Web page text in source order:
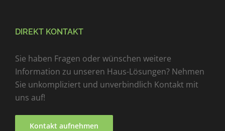
DIREKT KONTAKT
Sie haben Fragen oder wünschen weitere
Information zu unseren Haus-Lösungen? Nehmen
Sie unkompliziert und unverbindlich Kontakt mit
uns auf!
Kontakt aufnehmen